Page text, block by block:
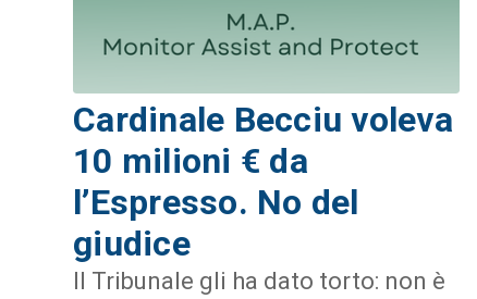
Cardinale Becciu voleva
10 milioni € da
l’Espresso. No del
giudice
Il Tribunale gli ha dato torto: non è